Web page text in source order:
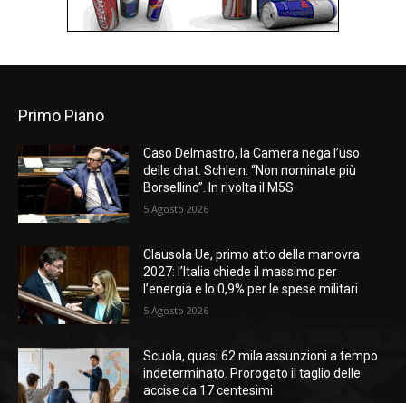
Primo Piano
Caso Delmastro, la Camera nega l’uso
delle chat. Schlein: “Non nominate più
Borsellino”. In rivolta il M5S
5 Agosto 2026
Clausola Ue, primo atto della manovra
2027: l’Italia chiede il massimo per
l’energia e lo 0,9% per le spese militari
5 Agosto 2026
Scuola, quasi 62 mila assunzioni a tempo
indeterminato. Prorogato il taglio delle
accise da 17 centesimi